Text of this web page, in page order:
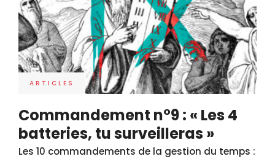
ARTICLES
Commandement n°9 : « Les 4
batteries, tu surveilleras »
Les 10 commandements de la gestion du temps :